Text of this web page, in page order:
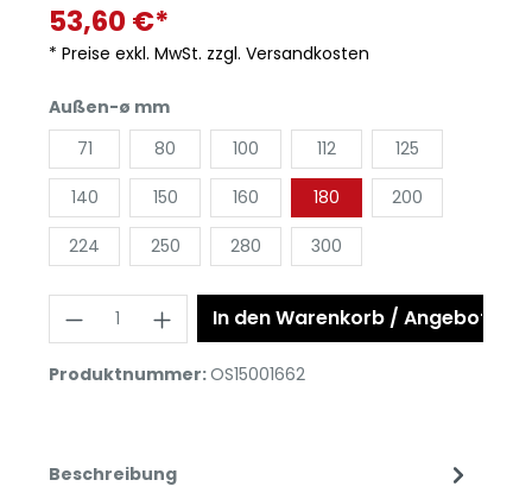
53,60 €*
* Preise exkl. MwSt. zzgl. Versandkosten
Außen-ø mm
71
80 100 112 125
140 150 160 180 200
224 250 280 300
In den Warenkorb / Angebot
Produktnummer:OS15001662
Beschreibung